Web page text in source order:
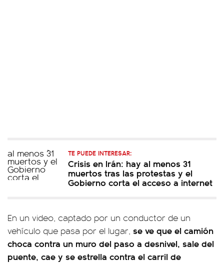
TE PUEDE INTERESAR:
Crisis en Irán: hay al menos 31
muertos tras las protestas y el
Gobierno corta el acceso a internet
En un video, captado por un conductor de un
vehículo que pasa por el lugar, se ve que el camión
choca contra un muro del paso a desnivel, sale del
puente, cae y se estrella contra el carril de